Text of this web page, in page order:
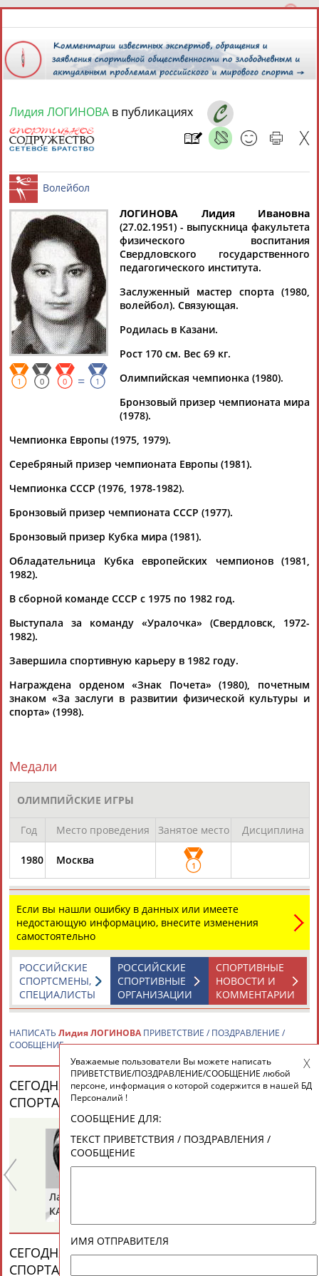
7 августа 2026 года,
СПОРТСМЕНЫ, ТРЕНЕРЫ И СПЕЦИАЛИСТЫ
Найдено: 13181персон Расширенный поиск
Аслаудин
АБАЕВ
Елена
АБАИМОВА
Мария
АБАКУМОВА
Юлия
АБАЛАКИНА
Дмитрий
Тамилла
АБАСОВА
Рамазан
АБАЧАРАЕВ
Ростом
Флюра
БУЛАТОВА
Татьяна
Акжана
Артур
Рамазан
АБДУЛАЕВ
АБДУЛАЕВ
Камиль
АБДУЛАЗИЗОВ
Загалав
АБДУЛБЕКОВ
Камалудин
АБДУЛДАУДОВ
Абдула
АБДУЛЖАЛИЛОВ
Магомед
АБДУЛКАГИРОВ
Назир
АБДУЛЛАЕВ
24 персон из 13181
ЕЩЁ ПЕРСОНЫ
ТАБЛО АКТИВНОСТИ
ЦЕЛИ ПРОЕКТА КОНТАКТЫ
Вопросы сотрудничества и совместной деятельности
© Стадион, 1998-2026
Адресов в новостной рассылке: 996
Лидия ЛОГИНОВА в публикациях
Волейбол
1 0 0 = 1
ЛОГИНОВА Лидия Ивановна
(27.02.1951) - выпускница факультета
физического воспитания
Свердловского государственного
педагогического института.
Заслуженный мастер спорта (1980,
волейбол). Связующая.
Родилась в Казани.
Рост 170 см. Вес 69 кг.
Олимпийская чемпионка (1980).
Бронзовый призер чемпионата мира
(1978).
Чемпионка Европы (1975, 1979).
Серебряный призер чемпионата Европы (1981).
Чемпионка СССР (1976, 1978-1982).
Бронзовый призер чемпионата СССР (1977).
Бронзовый призер Кубка мира (1981).
Обладательница Кубка европейских чемпионов (1981,
1982).
В сборной команде СССР с 1975 по 1982 год.
Выступала за команду «Уралочка» (Свердловск, 1972-
1982).
Завершила спортивную карьеру в 1982 году.
Награждена орденом «Знак Почета» (1980), почетным
знаком «За заслуги в развитии физической культуры и
спорта» (1998).
Медали
ОЛИМПИЙСКИЕ ИГРЫ
Год Место проведения Занятое место Дисциплина
1980 Москва 1
Если вы нашли ошибку в данных или имеете
недостающую информацию, внесите изменения
самостоятельно
СПОРТИВНЫЕ
НОВОСТИ И
КОММЕНТАРИИ
РОССИЙСКИЕ
СПОРТИВНЫЕ
ОРГАНИЗАЦИИ
РОССИЙСКИЕ
СПОРТСМЕНЫ,
СПЕЦИАЛИСТЫ
НАПИСАТЬ Лидия ЛОГИНОВА ПРИВЕТСТВИЕ / ПОЗДРАВЛЕНИЕ /
СООБЩЕНИЕ
СЕГОДНЯ ДЕНЬ РОЖДЕНИЯ У ПЕРСОН ИЗ МИРА
СПОРТА (33 ПЕРСОНАЛИЙ)
Лариса
КАРЛОВА
СЕГОДНЯ ДЕНЬ ПАМЯТИ У ПЕРСОН ИЗ МИРА
СПОРТА (6 ПЕРСОНАЛИЙ)
Уважаемые пользователи Вы можете написать
ПРИВЕТСТВИЕ/ПОЗДРАВЛЕНИЕ/СООБЩЕНИЕ любой
персоне, информация о которой содержится в нашей БД
Персоналий !
СООБЩЕНИЕ ДЛЯ:
ТЕКСТ ПРИВЕТСТВИЯ / ПОЗДРАВЛЕНИЯ /
СООБЩЕНИЕ
ИМЯ ОТПРАВИТЕЛЯ